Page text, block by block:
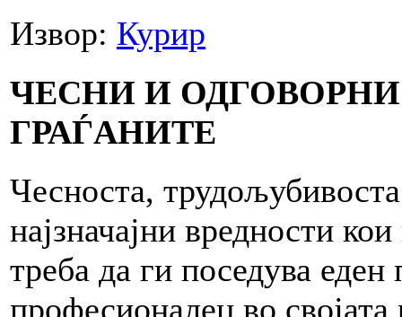
Извор: Курир
ЧЕСНИ И
ГРАЃАНИТЕ
Чесноста,
најзначајни вредности
треба да ги поседува еден
професионалец во својата